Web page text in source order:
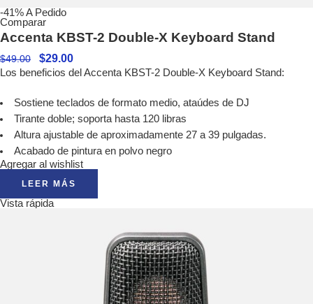
-41%A Pedido
Comparar
Accenta KBST-2 Double-X Keyboard Stand
$49.00 $29.00
Los beneficios del Accenta KBST-2 Double-X Keyboard Stand:
Sostiene teclados de formato medio, ataúdes de DJ
Tirante doble; soporta hasta 120 libras
Altura ajustable de aproximadamente 27 a 39 pulgadas.
Acabado de pintura en polvo negro
Agregar al wishlist
LEER MÁS
Vista rápida